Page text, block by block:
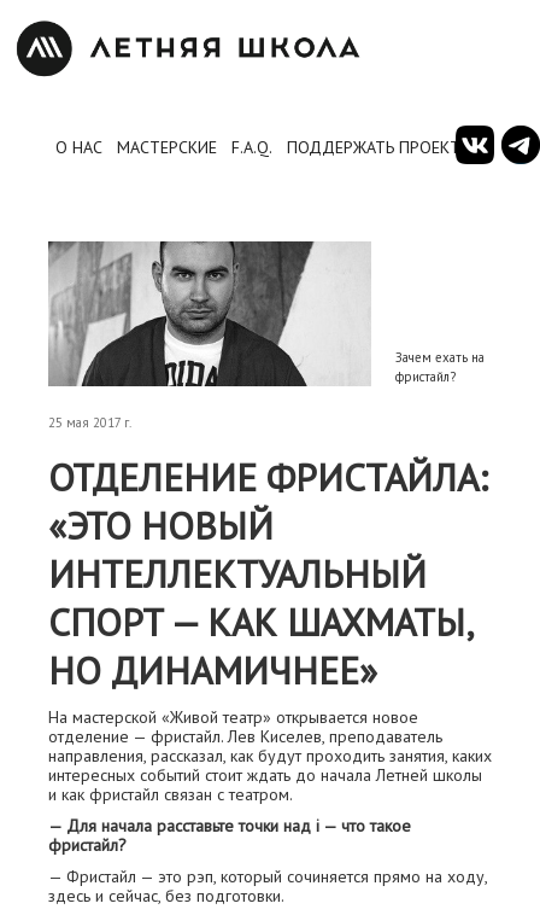
О НАС МАСТЕРСКИЕ F.A.Q. ПОДДЕРЖАТЬ ПРОЕКТ
Зачем ехать на
фристайл?
25 мая 2017 г.
ОТДЕЛЕНИЕ ФРИСТАЙЛА:
«ЭТО НОВЫЙ
ИНТЕЛЛЕКТУАЛЬНЫЙ
СПОРТ — КАК ШАХМАТЫ,
НО ДИНАМИЧНЕЕ»
На мастерской «Живой театр» открывается новое
отделение — фристайл. Лев Киселев, преподаватель
направления, рассказал, как будут проходить занятия, каких
интересных событий стоит ждать до начала Летней школы
и как фристайл связан с театром.
— Для начала расставьте точки над i — что такое
фристайл?
— Фристайл — это рэп, который сочиняется прямо на ходу,
здесь и сейчас, без подготовки.